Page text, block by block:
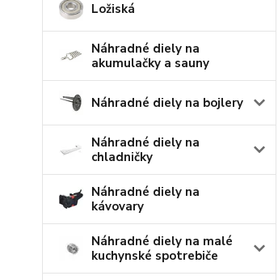
Ložiská
Náhradné diely na
akumulačky a sauny
Náhradné diely na bojlery
Náhradné diely na
chladničky
Náhradné diely na
kávovary
Náhradné diely na malé
kuchynské spotrebiče